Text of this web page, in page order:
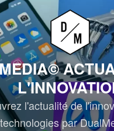
l'actualité de
technologies par